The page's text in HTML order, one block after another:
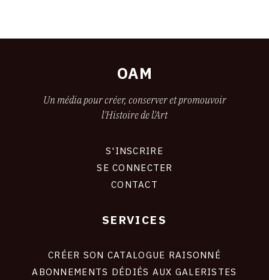
OAM
Un média pour créer, conserver et promouvoir
l'Histoire de l'Art
S'INSCRIRE
SE CONNECTER
CONTACT
SERVICES
CRÉER SON CATALOGUE RAISONNÉ
ABONNEMENTS DÉDIÉS AUX GALERISTES